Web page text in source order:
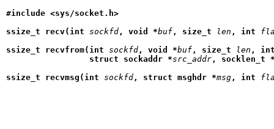
#include <sys/socket.h>
ssize_t recv(int sockfd , void *buf , size_t len , int
ssize_t recvfrom(int sockfd , void *buf , size_t len ,
                 struct sockaddr *
src_addr , socklen_t
ssize_t recvmsg(int sockfd , struct msghdr *msg , int